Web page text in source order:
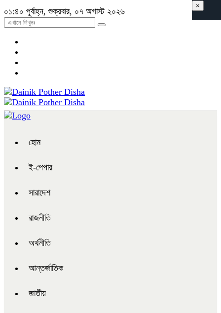
০১:৪০ পূর্বাহ্ন, শুক্রবার, ০৭ অগাস্ট ২০২৬
হোম
ই-পেপার
সারাদেশ
রাজনীতি
অর্থনীতি
আন্তর্জাতিক
জাতীয়
×